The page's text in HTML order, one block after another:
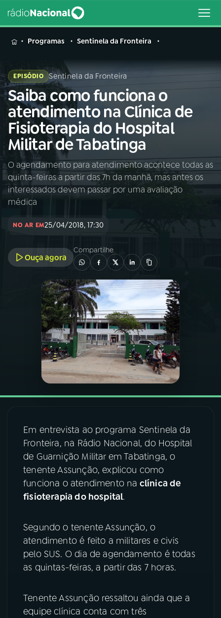
MENU
Buscar
na
Rádio
Nacional
Buscar
AO VIVO
01INÍCIO
PROGRAMAÇÃO
PROGRAMAS
PODCASTS
VIDEOCASTS
ÚLTIMAS
ACOMPANHE A RÁDIO NACIONAL
YouTube Facebook
Instagram X
Programas Sentinela da Fronteira
EPISÓDIO Sentinela da Fronteira
Saiba como funciona o
atendimento na Clínica de
Fisioterapia do Hospital
Militar de Tabatinga
O agendamento para atendimento acontece todas as
quinta-feiras a partir das 7h da manhã, mas antes os
interessados devem passar por uma avaliação
médica
NO AR EM25/04/2018, 17:30
Ouça agora
Compartilhe
Em entrevista ao programa Sentinela da
Fronteira, na Rádio Nacional, do Hospital
de Guarnição Militar em Tabatinga, o
tenente Assunção, explicou como
funciona o atendimento na clínica de
fisioterapia do hospital.
Segundo o tenente Assunção, o
atendimento é feito a militares e civis
pelo SUS. O dia de agendamento é todas
as quintas-feiras, a partir das 7 horas.
Tenente Assunção ressaltou ainda que a
equipe clínica conta com três